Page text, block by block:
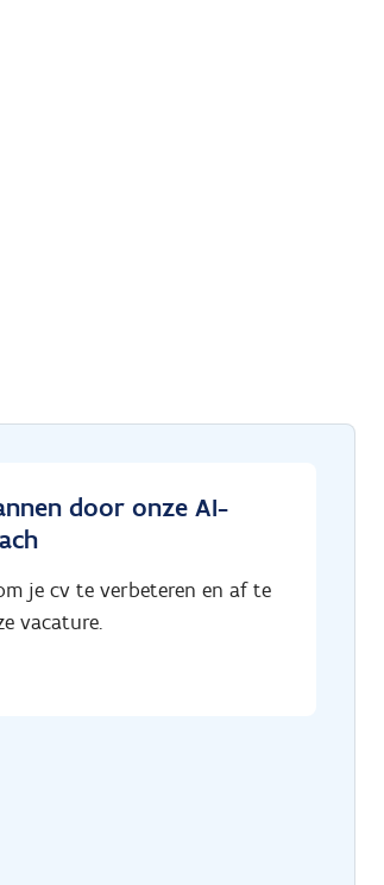
door onze AI-
je cv te verbeteren en af te
vacature.